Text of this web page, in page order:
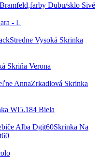
Dubu/sklo Sivé
- L
Stredne Vysoká Skrinka
Skriňa Verona
Zrkadlová Skrinka
Wl5.184 Biela
Skrinka Na